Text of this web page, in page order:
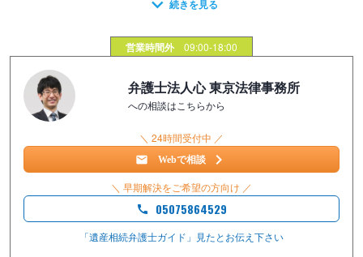
集中的に相続業務を行い、より多くの実績を積み重ねています。
相続を含めた年36回以上の研究会を開催し、常日頃から研鑽を積ん
でいます。そのため、不動産の評価や相続税の理解、非上場株式の
価額算定方法など専門性の高いノウハウが必要となる案件にも対応
することができます。
■豊富な経験・ノウハウを活かして対応
遺産分割や遺留分侵害額請求などの相続案件を適切に解決するため
には、裁判官や調停委員の考え方を熟知しておく必要があります。
もし裁判や調停になった場合は、裁判官や調停委員がどのような判
営業時間外 09:00-18:00
弁護士法人心 東京法律事務所
への相談はこちらから
＼ 24時間受付中 ／
Webで相談
＼ 早期解決をご希望の方向け ／
05075864529
「遺産相続弁護士ガイド」見たとお伝え下さい